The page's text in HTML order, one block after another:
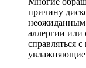
причину
неожиданным
аллергии или
справляться
увлажняющие